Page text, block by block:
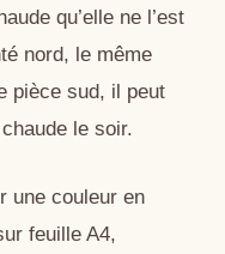
qu’elle ne l’est
nord, le même
pièce sud, il peut
le soir.
une couleur en
feuille A4,